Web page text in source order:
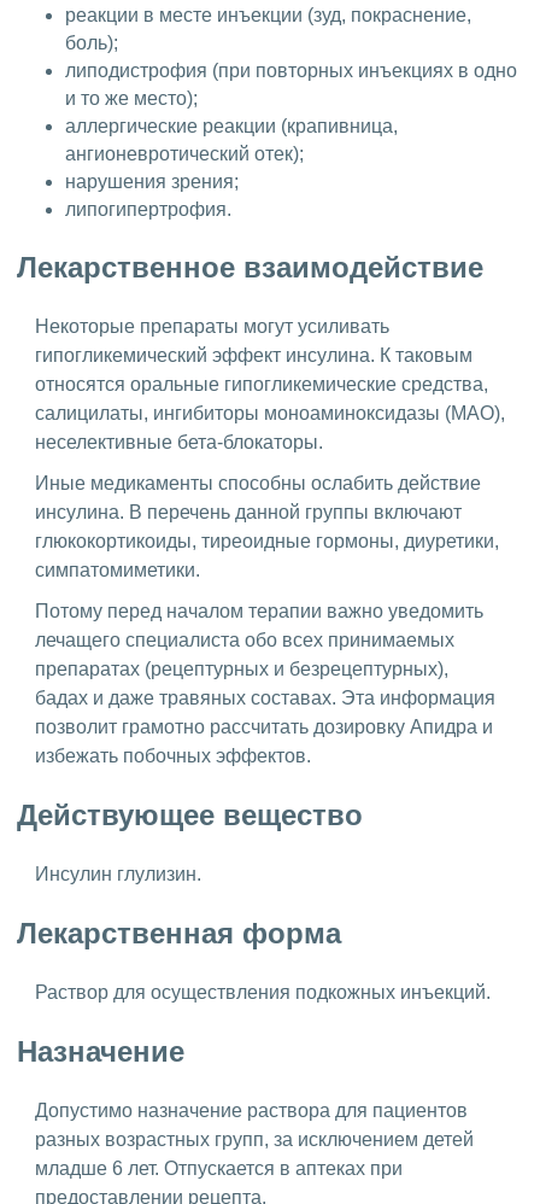
реакции в месте инъекции (зуд, покраснение,
боль);
липодистрофия (при повторных инъекциях в одно
и то же место);
аллергические реакции (крапивница,
ангионевротический отек);
нарушения зрения;
липогипертрофия.
Лекарственное взаимодействие
Некоторые препараты могут усиливать
гипогликемический эффект инсулина. К таковым
относятся оральные гипогликемические средства,
салицилаты, ингибиторы моноаминоксидазы (МАО),
неселективные бета-блокаторы.
Иные медикаменты способны ослабить действие
инсулина. В перечень данной группы включают
глюкокортикоиды, тиреоидные гормоны, диуретики,
симпатомиметики.
Потому перед началом терапии важно уведомить
лечащего специалиста обо всех принимаемых
препаратах (рецептурных и безрецептурных),
бадах и даже травяных составах. Эта информация
позволит грамотно рассчитать дозировку Апидра и
избежать побочных эффектов.
Действующее вещество
Инсулин глулизин.
Лекарственная форма
Раствор для осуществления подкожных инъекций.
Назначение
Допустимо назначение раствора для пациентов
разных возрастных групп, за исключением детей
младше 6 лет. Отпускается в аптеках при
предоставлении рецепта.